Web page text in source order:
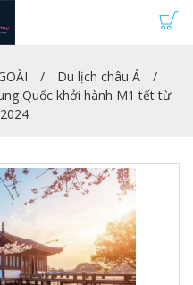
Du lịch châu Á
Quốc khởi hành M1 tết từ